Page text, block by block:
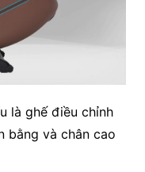
là ghế điều chỉnh
bằng và chân cao